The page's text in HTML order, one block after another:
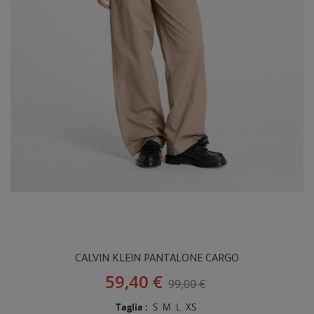
CALVIN KLEIN PANTALONE CARGO
59,40 € 99,00 €
Taglia : S M L XS